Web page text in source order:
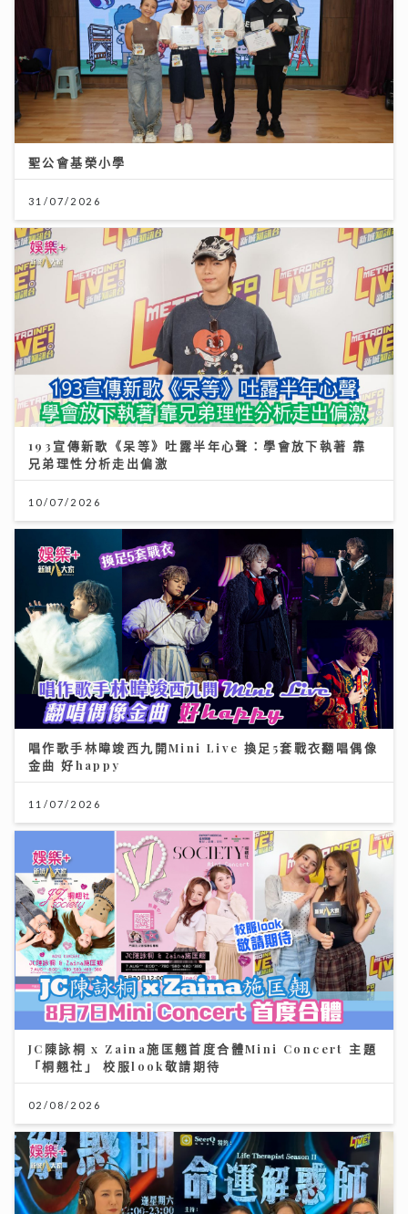
聖公會基榮小學
31/07/2026
193宣傳新歌《呆等》吐露半年心聲：學會放下執著 靠
兄弟理性分析走出偏激
10/07/2026
唱作歌手林暐竣西九開Mini Live 換足5套戰衣翻唱偶像
金曲 好happy
11/07/2026
JC陳詠桐 x Zaina施匡翹首度合體Mini Concert 主題
「桐翹社」 校服look敬請期待
02/08/2026